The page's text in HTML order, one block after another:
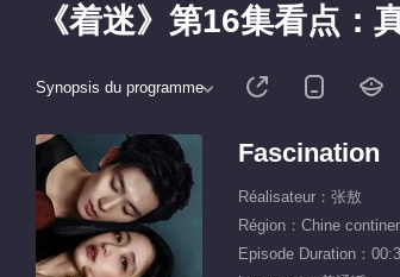
《着迷》第16集看点：
Synopsis du programme
Fascination
Réalisateur：张敖
Région：Chine
Episode Duration：